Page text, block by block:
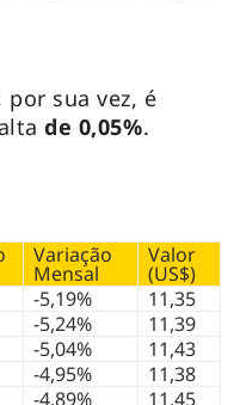
por sua vez, é
de 0,05%.
Variação
Mensal
Valor
(US$)
-5,19%
11,35
-5,24%
11,39
-5,04%
11,43
-4,95%
11,38
-4,89% 11,45